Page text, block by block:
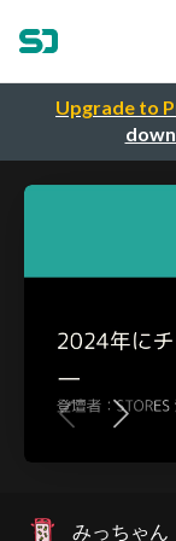
Upgrade to
みっちゃん